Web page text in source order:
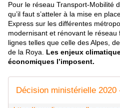
Pour le réseau Transport-Mobilité
qu’il faut s’atteler à la mise en
Express sur les différentes
modernisant et rénovant le
lignes telles que celle des Alpes,
de la Roya. Les enjeux
économiques l’imposent.
Décision ministérielle 2020